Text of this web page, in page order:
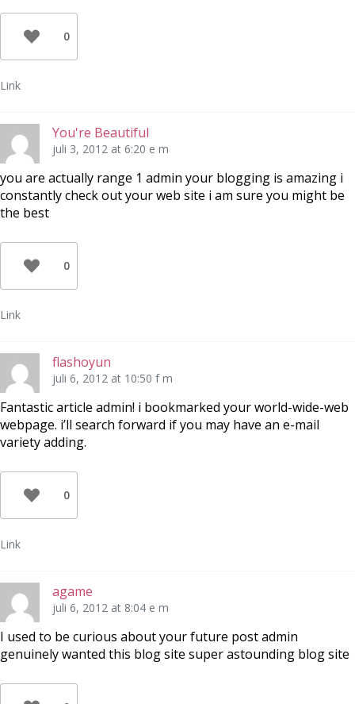
0
Link
You're Beautiful
juli 3, 2012 at 6:20 e m
you are actually range 1 admin your blogging is amazing i
constantly check out your web site i am sure you might be
the best
0
Link
flashoyun
juli 6, 2012 at 10:50 f m
Fantastic article admin! i bookmarked your world-wide-web
webpage. i’ll search forward if you may have an e-mail
variety adding.
0
Link
agame
juli 6, 2012 at 8:04 e m
I used to be curious about your future post admin
genuinely wanted this blog site super astounding blog site